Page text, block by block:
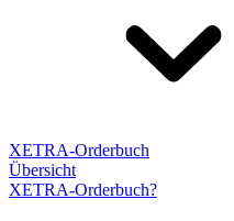
XETRA-Orderbuch
Übersicht
XETRA-Orderbuch?